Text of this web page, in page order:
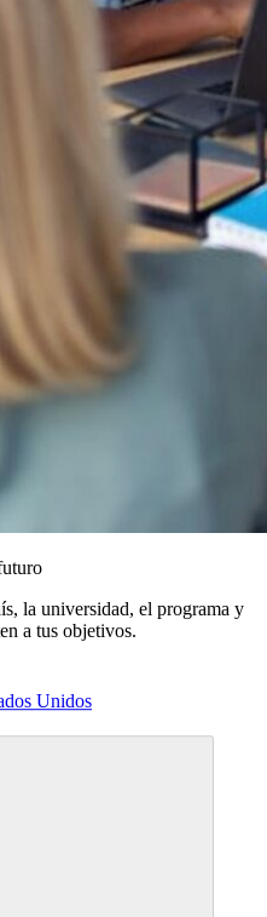
la universidad, el programa y
a tus objetivos.
Unidos